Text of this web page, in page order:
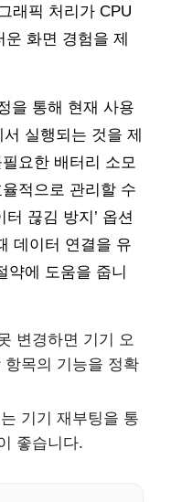
래픽 처리가 CPU
화면 경험을 제
을 통해 현재 사용
실행되는 것을 제
요한 배터리 소모
적으로 관리할 수
끊김 방지’ 옵션
데이터 연결을 유
약에 도움을 줍니
변경하면 기기 오
목의 기능을 정확
기기 재부팅을 통
좋습니다.